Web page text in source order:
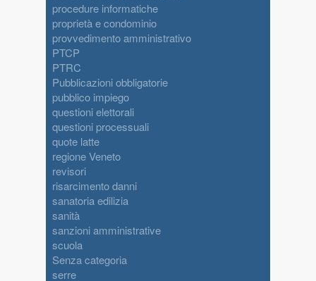
procedure informatiche
proprietà e condominio
provvedimento amministrativo
PTCP
PTRC
Pubblicazioni obbligatorie
pubblico impiego
questioni elettorali
questioni processuali
quote latte
regione Veneto
revisori
risarcimento danni
sanatoria edilizia
sanità
sanzioni amministrative
scuola
Senza categoria
serre